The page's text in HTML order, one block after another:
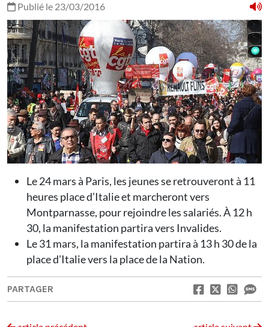
Publié le 23/03/2016
Le 24 mars à Paris, les jeunes se ­retrouveront à 11
heures place ­d’Italie et marcheront vers
Montparnasse, pour rejoindre les salariés. À 12 h
30, la manifestation partira vers Invalides.
Le 31 mars, la manifestation partira à 13 h 30 de la
place d’Italie vers la place de la Nation.
PARTAGER